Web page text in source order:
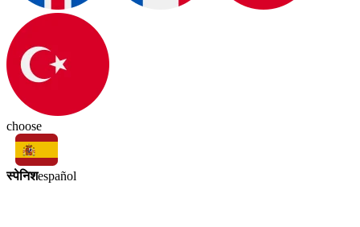
choose
स्पेनिशespañol